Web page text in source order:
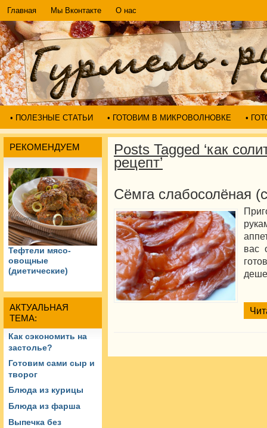
Главная Мы Вконтакте О нас
• ПОЛЕЗНЫЕ СТАТЬИ • ГОТОВИМ В МИКРОВОЛНОВКЕ •
РЕКОМЕНДУЕМ
Тефтели мясо-
овощные
(диетические)
АКТУАЛЬНАЯ
ТЕМА:
Как сэкономить на
застолье?
Готовим сами сыр и
творог
Блюда из курицы
Блюда из фарша
Выпечка без
Posts Tagged ‘как
рецепт’
Сёмга слабосолёная
вас